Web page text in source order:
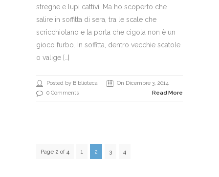
streghe e lupi cattivi. Ma ho scoperto che
salire in soffitta di sera, tra le scale che
scricchiolano e la porta che cigola non è un
gioco furbo. In soffitta, dentro vecchie scatole
o valige […]
Posted by Biblioteca
On Dicembre 3, 2014
0 Comments
Read More
Page 2 of 4 1 2 3 4